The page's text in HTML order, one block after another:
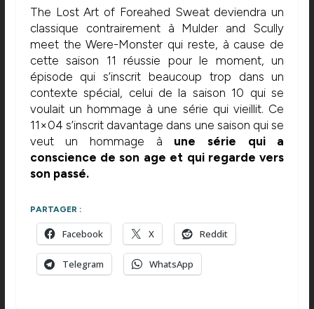
The Lost Art of Foreahed Sweat deviendra un
classique contrairement à Mulder and Scully
meet the Were-Monster qui reste, à cause de
cette saison 11 réussie pour le moment, un
épisode qui s’inscrit beaucoup trop dans un
contexte spécial, celui de la saison 10 qui se
voulait un hommage à une série qui vieillit. Ce
11×04 s’inscrit davantage dans une saison qui se
veut un hommage à une série qui a
conscience de son age et qui regarde vers
son passé.
PARTAGER :
Facebook X Reddit
Telegram WhatsApp